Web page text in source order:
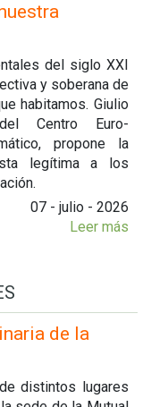
del siglo XXI
y soberana de
habitamos. Giulio
Centro Euro-
propone la
legítima a los
07 - julio - 2026
Leer más
de la
distintos lugares